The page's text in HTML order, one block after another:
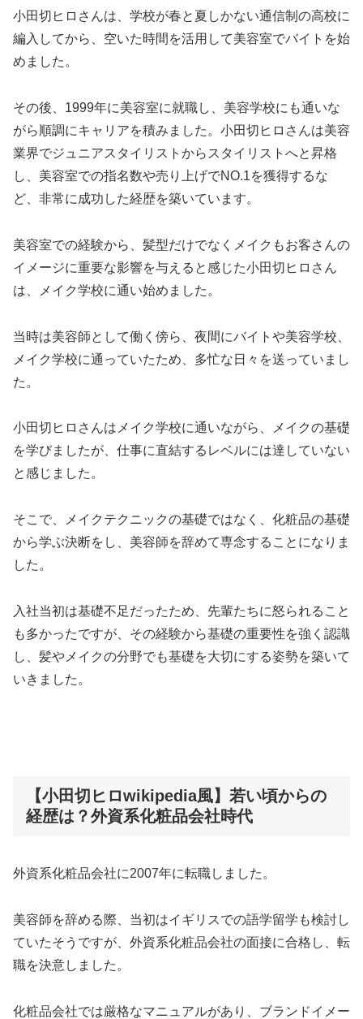
小田切ヒロさんは、学校が春と夏しかない通信制の高校に
編入してから、空いた時間を活用して美容室でバイトを始
めました。
その後、1999年に美容室に就職し、美容学校にも通いな
がら順調にキャリアを積みました。小田切ヒロさんは美容
業界でジュニアスタイリストからスタイリストへと昇格
し、美容室での指名数や売り上げでNO.1を獲得するな
ど、非常に成功した経歴を築いています。
美容室での経験から、髪型だけでなくメイクもお客さんの
イメージに重要な影響を与えると感じた小田切ヒロさん
は、メイク学校に通い始めました。
当時は美容師として働く傍ら、夜間にバイトや美容学校、
メイク学校に通っていたため、多忙な日々を送っていまし
た。
小田切ヒロさんはメイク学校に通いながら、メイクの基礎
を学びましたが、仕事に直結するレベルには達していない
と感じました。
そこで、メイクテクニックの基礎ではなく、化粧品の基礎
から学ぶ決断をし、美容師を辞めて専念することになりま
した。
入社当初は基礎不足だったため、先輩たちに怒られること
も多かったですが、その経験から基礎の重要性を強く認識
し、髪やメイクの分野でも基礎を大切にする姿勢を築いて
いきました。
【小田切ヒロwikipedia風】若い頃からの
経歴は？外資系化粧品会社時代
外資系化粧品会社に2007年に転職しました。
美容師を辞める際、当初はイギリスでの語学留学も検討し
ていたそうですが、外資系化粧品会社の面接に合格し、転
職を決意しました。
化粧品会社では厳格なマニュアルがあり、ブランドイメー